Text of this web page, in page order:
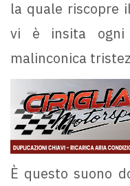
la quale riscopre
vi è insita ogni
malinconica
È questo suono